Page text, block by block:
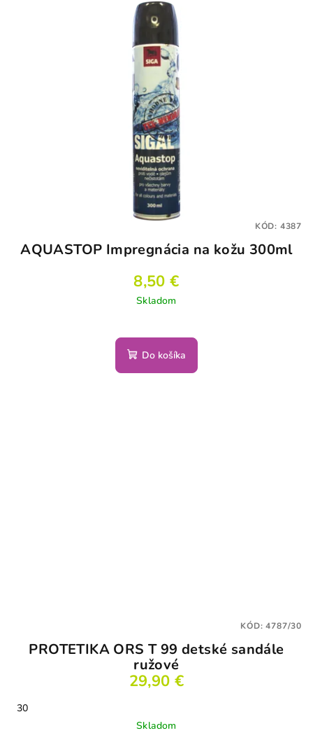
AQUASTOP Impregnácia na kožu 300ml
8,50 €
Skladom
Do košíka
KÓD: 4387
PROTETIKA ORS T 99 detské sandále
ružové
29,90 €
30
Skladom
KÓD:4787/30